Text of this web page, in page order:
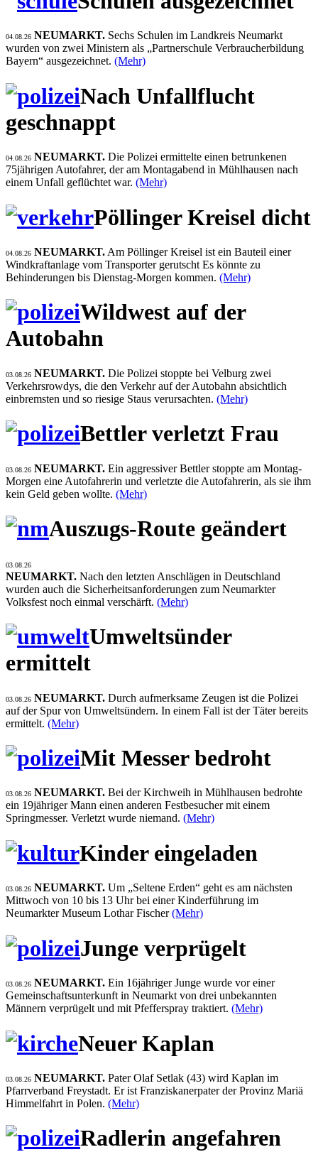
04.08.26 NEUMARKT. Sechs Schulen im Landkreis Neumarkt
wurden von zwei Ministern als „Partnerschule Verbraucherbildung
Bayern“ ausgezeichnet. (Mehr)
Nach Unfallflucht
geschnappt
04.08.26 NEUMARKT. Die Polizei ermittelte einen betrunkenen
75jährigen Autofahrer, der am Montagabend in Mühlhausen nach
einem Unfall geflüchtet war. (Mehr)
Pöllinger Kreisel dicht
04.08.26 NEUMARKT. Am Pöllinger Kreisel ist ein Bauteil einer
Windkraftanlage vom Transporter gerutscht Es könnte zu
Behinderungen bis Dienstag-Morgen kommen. (Mehr)
Wildwest auf der
Autobahn
03.08.26 NEUMARKT. Die Polizei stoppte bei Velburg zwei
Verkehrsrowdys, die den Verkehr auf der Autobahn absichtlich
einbremsten und so riesige Staus verursachten. (Mehr)
Bettler verletzt Frau
03.08.26 NEUMARKT. Ein aggressiver Bettler stoppte am Montag-
Morgen eine Autofahrerin und verletzte die Autofahrerin, als sie ihm
kein Geld geben wollte. (Mehr)
Auszugs-Route geändert
03.08.26
NEUMARKT. Nach den letzten Anschlägen in Deutschland
wurden auch die Sicherheitsanforderungen zum Neumarkter
Volksfest noch einmal verschärft. (Mehr)
Umweltsünder
ermittelt
03.08.26 NEUMARKT. Durch aufmerksame Zeugen ist die Polizei
auf der Spur von Umweltsündern. In einem Fall ist der Täter bereits
ermittelt. (Mehr)
Mit Messer bedroht
03.08.26 NEUMARKT. Bei der Kirchweih in Mühlhausen bedrohte
ein 19jähriger Mann einen anderen Festbesucher mit einem
Springmesser. Verletzt wurde niemand. (Mehr)
Kinder eingeladen
03.08.26 NEUMARKT. Um „Seltene Erden“ geht es am nächsten
Mittwoch von 10 bis 13 Uhr bei einer Kinderführung im
Neumarkter Museum Lothar Fischer(Mehr)
Junge verprügelt
03.08.26 NEUMARKT. Ein 16jähriger Junge wurde vor einer
Gemeinschaftsunterkunft in Neumarkt von drei unbekannten
Männern verprügelt und mit Pfefferspray traktiert. (Mehr)
Neuer Kaplan
03.08.26 NEUMARKT. Pater Olaf Setlak (43) wird Kaplan im
Pfarrverband Freystadt. Er ist Franziskanerpater der Provinz Mariä
Himmelfahrt in Polen. (Mehr)
Radlerin angefahren